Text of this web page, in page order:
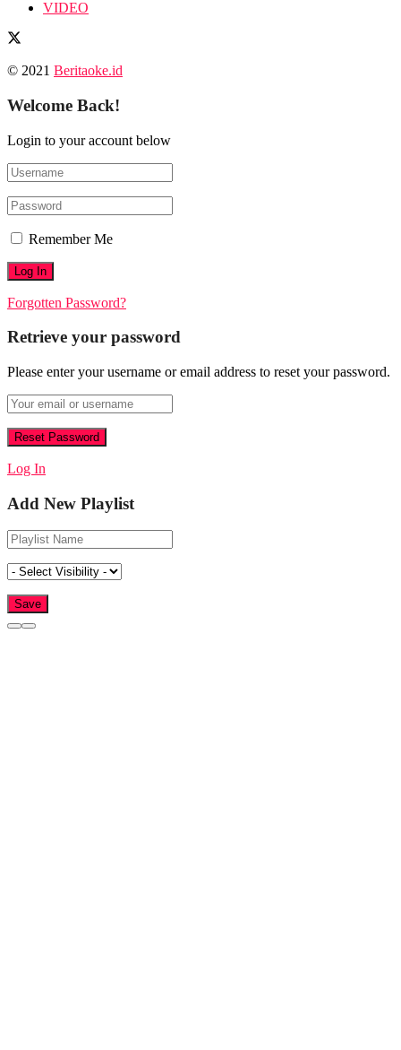
VIDEO
© 2021 Beritaoke.id
Welcome Back!
Login to your account below
Remember Me
Forgotten Password?
Retrieve your password
Please enter your username or email address to reset your password.
Log In
Add New Playlist